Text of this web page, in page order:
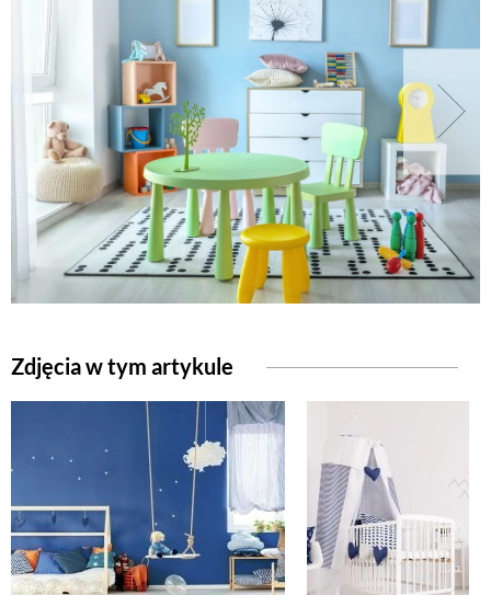
Zdjęcia w tym artykule